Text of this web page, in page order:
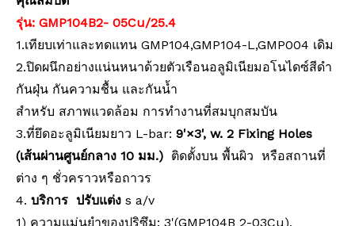
รุ่น: GMP104B2- 05Cu/25.4
1.เทียบเท่าและทดแทน GMP104,GMP104-L,GMP004 เดิม
2.ปิดผนึกอย่างแน่นหนาด้วยตัวเรือนอลูมิเนียมอโนไดซ์สีดำ
กันฝุ่น กันความชื้น และกันน้ำ
สำหรับ สภาพแวดล้อม การทำงานที่สมบุกสมบัน
3.ที่ยึดอะลูมิเนียมยาว L-bar: 9'×3', w. 2 Fixing Holes
(เส้นผ่านศูนย์กลาง 10 มม.) ติดตั้งบน พื้นผิว หรือสถานที่
ต่าง ๆ ชั่วคราวหรือถาวร
4. บริการ ปรับแต่ง s a/v
1) ความแม่นยำของปริซึม: 3'(GMP104B 2-03Cu),